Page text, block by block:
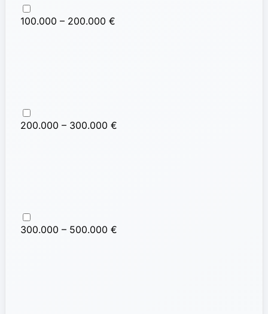
100.000 – 200.000 €
200.000 – 300.000 €
300.000 – 500.000 €